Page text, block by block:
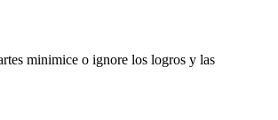
minimice o ignore los logros y las